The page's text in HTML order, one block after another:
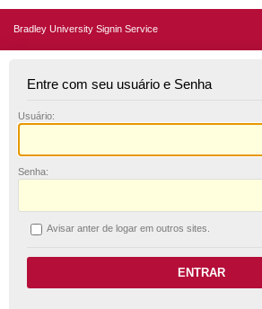
Bradley University Signin Service
Entre com seu usuário e Senha
Usuário:
Senha:
Avisar anter de logar em outros sites.